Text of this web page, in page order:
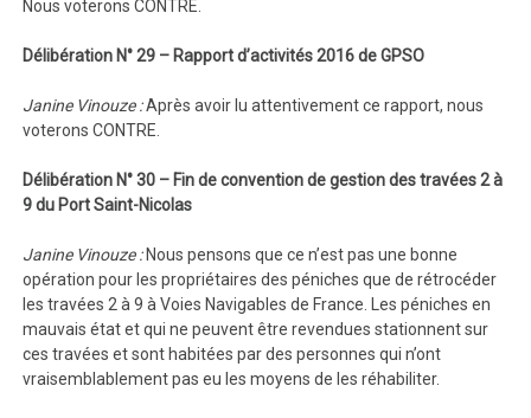
Nous voterons CONTRE.
Délibération N° 29 – Rapport d’activités 2016 de GPSO
Janine Vinouze :Après avoir lu attentivement ce rapport, nous
voterons CONTRE.
Délibération N° 30 – Fin de convention de gestion des travées 2 à
9 du Port Saint-Nicolas
Janine Vinouze : Nous pensons que ce n’est pas une bonne
opération pour les propriétaires des péniches que de rétrocéder
les travées 2 à 9 à Voies Navigables de France. Les péniches en
mauvais état et qui ne peuvent être revendues stationnent sur
ces travées et sont habitées par des personnes qui n’ont
vraisemblablement pas eu les moyens de les réhabiliter.